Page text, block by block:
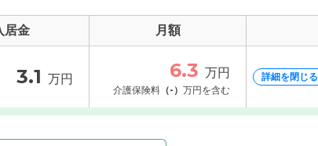
居金 月額
3.1 万円 6.3 万円
介護保険料 （-） 万円を含む
詳細を閉じる